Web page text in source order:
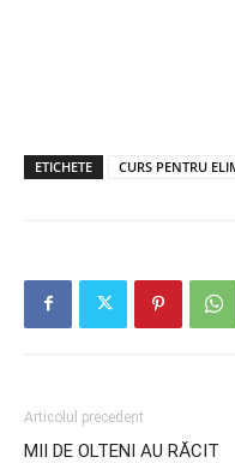
ETICHETE CURS PENTRU
Articolul precedent
MII DE OLTENI AU RĂCIT